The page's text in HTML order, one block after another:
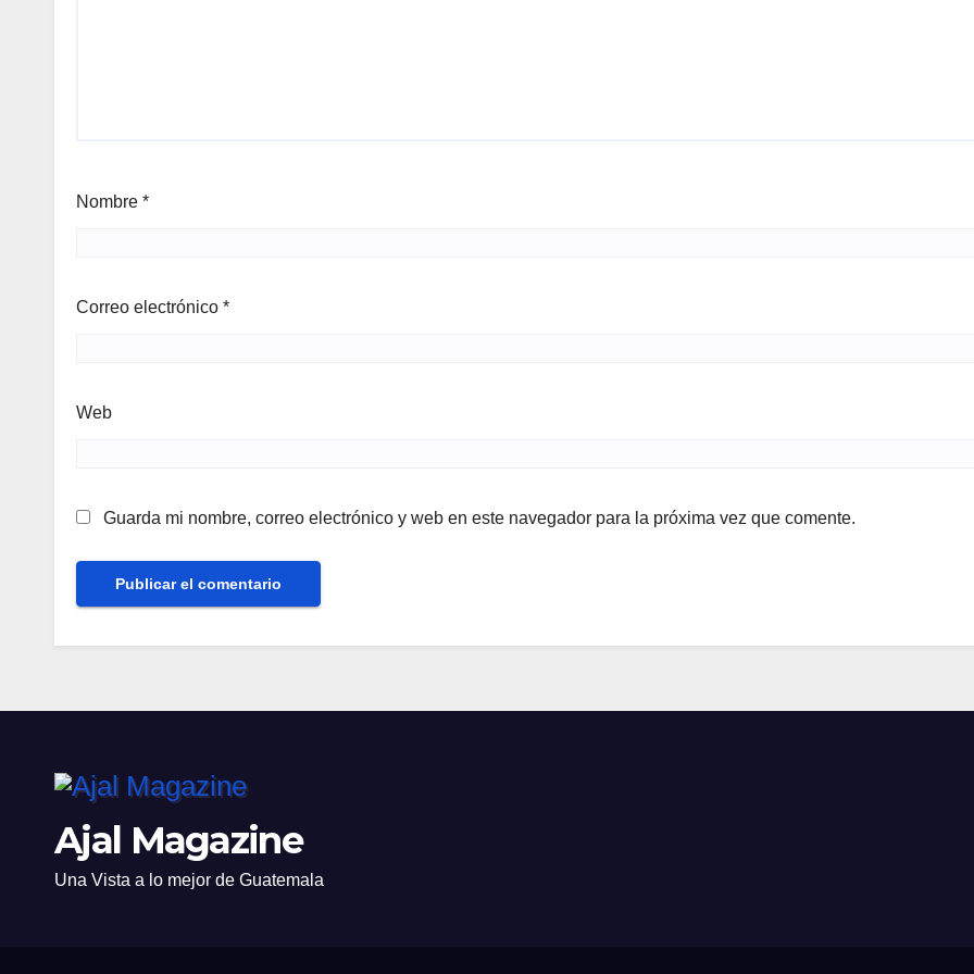
Nombre *
Correo electrónico *
Web
Guarda mi nombre, correo electrónico y web en este navegador para la próxima vez que comente.
Ajal Magazine
Una Vista a lo mejor de Guatemala